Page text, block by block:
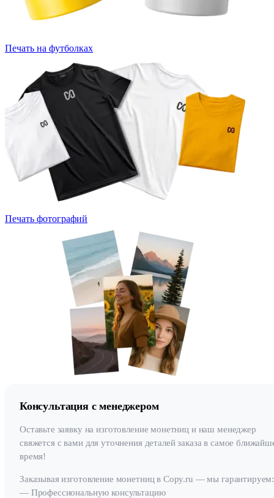
Печать на футболках
Печать фотографий
Консультация с менеджером
Оставьте заявку на изготовление монетниц и наш менеджер
свяжется с вами для уточнения деталей заказа в самое
время!
Заказывая изготовление монетниц в Copy.ru — мы гарантируем:
— Профессиональную консультацию